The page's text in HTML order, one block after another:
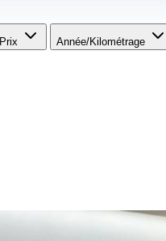
Prix Année/Kilométrage